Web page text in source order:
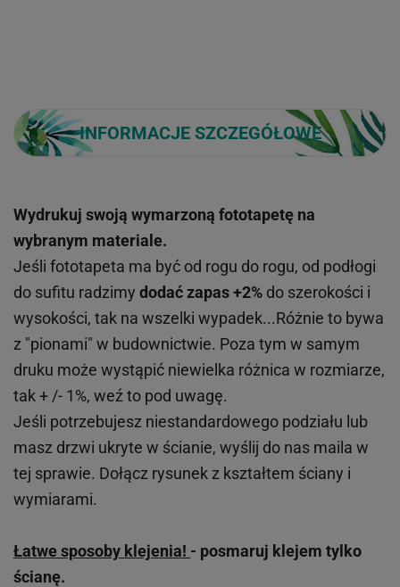
INFORMACJE SZCZEGÓŁOWE
Wydrukuj swoją wymarzoną fototapetę na
wybranym materiale.
Jeśli fototapeta ma być od rogu do rogu, od podłogi
do sufitu radzimy dodać zapas +2% do szerokości i
wysokości, tak na wszelki wypadek...Różnie to bywa
z "pionami" w budownictwie. Poza tym w samym
druku może wystąpić niewielka różnica w rozmiarze,
tak + /- 1%, weź to pod uwagę.
Jeśli potrzebujesz niestandardowego podziału lub
masz drzwi ukryte w ścianie, wyślij do nas maila w
tej sprawie. Dołącz rysunek z kształtem ściany i
wymiarami.
Łatwe sposoby klejenia! - posmaruj klejem tylko
ścianę.